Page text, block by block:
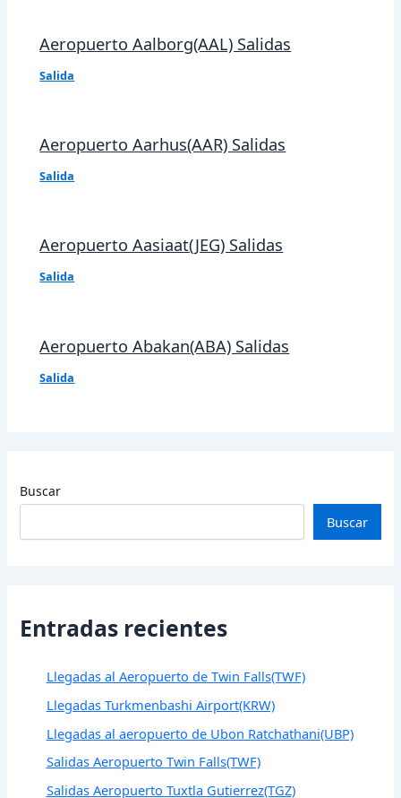
Aeropuerto Aalborg(AAL) Salidas
Salida
Aeropuerto Aarhus(AAR) Salidas
Salida
Aeropuerto Aasiaat(JEG) Salidas
Salida
Aeropuerto Abakan(ABA) Salidas
Salida
Buscar
Buscar
Entradas recientes
Llegadas al Aeropuerto de Twin Falls(TWF)
Llegadas Turkmenbashi Airport(KRW)
Llegadas al aeropuerto de Ubon Ratchathani(UBP)
Salidas Aeropuerto Twin Falls(TWF)
Salidas Aeropuerto Tuxtla Gutierrez(TGZ)